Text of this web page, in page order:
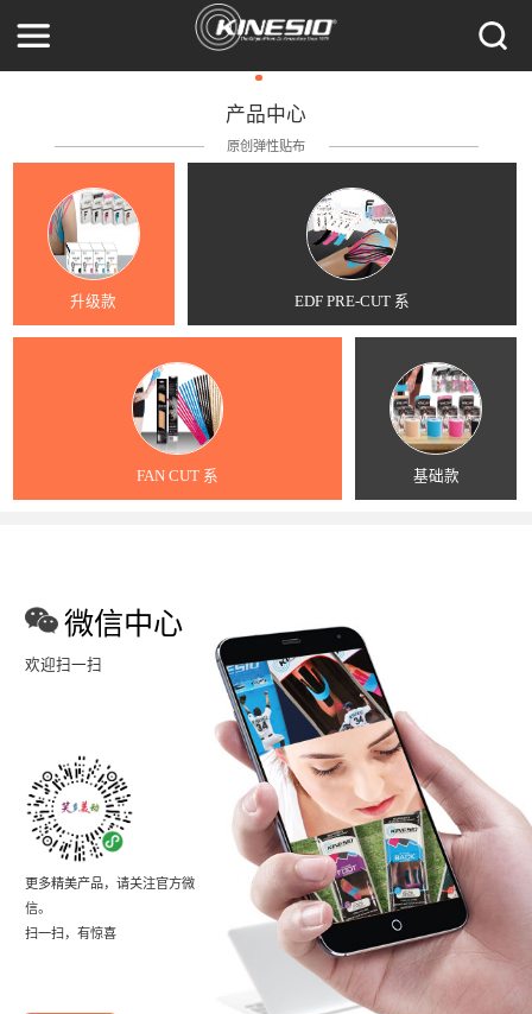
产品中心
原创弹性贴布
升级款 EDF PRE-CUT 系
FAN CUT 系 基础款
微信中心
欢迎扫一扫
更多精美产品，请关注官方微
信。
扫一扫，有惊喜